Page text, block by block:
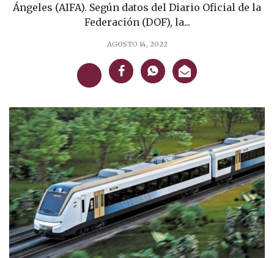
Ángeles (AIFA). Según datos del Diario Oficial de la
Federación (DOF), la...
AGOSTO 14, 2022